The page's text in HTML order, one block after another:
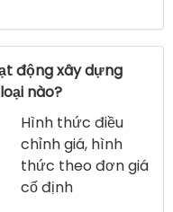
động xây dựng
nào?
Hình thức điều
chỉnh giá, hình
thức theo đơn giá
cố định